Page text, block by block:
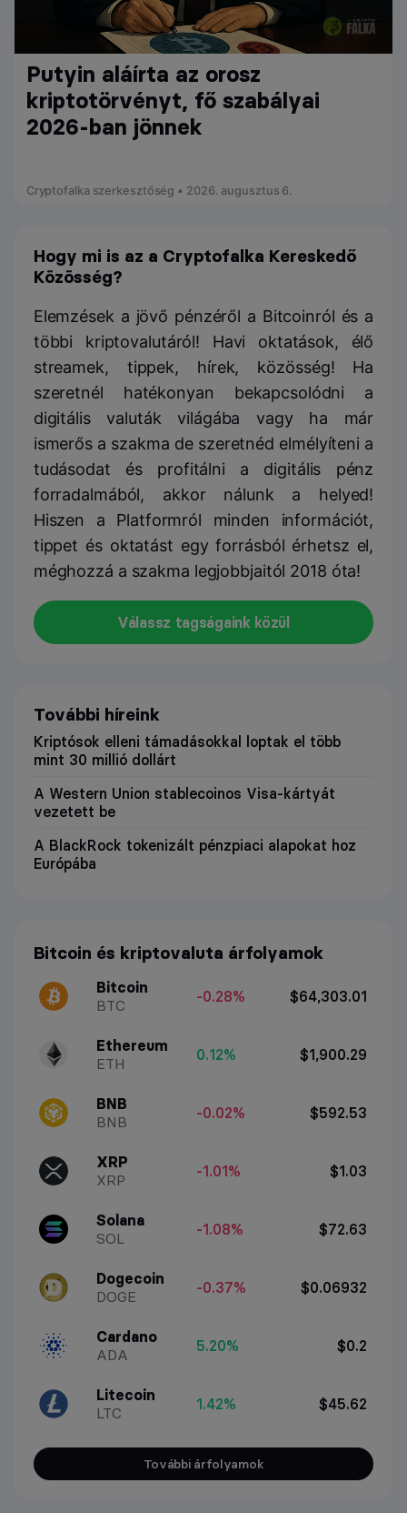
Putyin aláírta az orosz
kriptotörvényt, fő szabályai
2026-ban jönnek
Cryptofalka szerkesztőség • 2026. augusztus 6.
Hogy mi is az a Cryptofalka Kereskedő
Közösség?
Elemzések a jövő pénzéről a Bitcoinról és a
többi kriptovalutáról! Havi oktatások, élő
streamek, tippek, hírek, közösség! Ha
szeretnél hatékonyan bekapcsolódni a
digitális valuták világába vagy ha már
ismerős a szakma de szeretnéd elmélyíteni a
tudásodat és profitálni a digitális pénz
forradalmából, akkor nálunk a helyed!
Hiszen a Platformról minden információt,
tippet és oktatást egy forrásból érhetsz el,
méghozzá a szakma legjobbjaitól 2018 óta!
Válassz tagságaink közül
További híreink
Kriptósok elleni támadásokkal loptak el több
mint 30 millió dollárt
A Western Union stablecoinos Visa-kártyát
vezetett be
A BlackRock tokenizált pénzpiaci alapokat hoz
Európába
Bitcoin és kriptovaluta árfolyamok
Bitcoin
BTC
-0.28% $64,303.01
Ethereum
ETH
0.12% $1,900.29
BNB
BNB
-0.02% $592.53
XRP
XRP
-1.01% $1.03
Solana
SOL
-1.08% $72.63
Dogecoin
DOGE
-0.37% $0.06932
Cardano
ADA
5.20% $0.2
Litecoin
LTC
1.42% $45.62
További árfolyamok